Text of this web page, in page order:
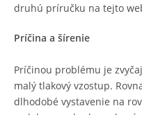
druhú príručku na tejto
Príčina a šírenie
Príčinou problému je
malý tlakový vzostup.
dlhodobé vystavenie na